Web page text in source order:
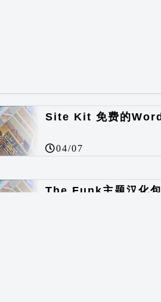
04/07
The Funk主题汉化包